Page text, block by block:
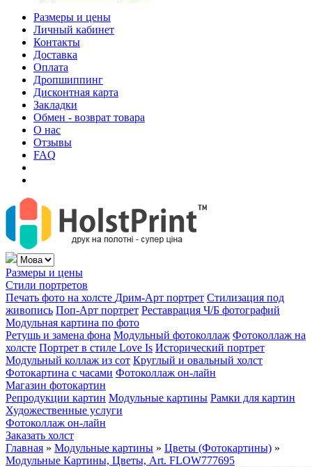
Размеры и цены
Личный кабинет
Контакты
Доставка
Оплата
Дропшиппинг
Дисконтная карта
Закладки
Обмен - возврат товара
О нас
Отзывы
FAQ
Размеры и цены
Стили портретов
Печать фото на холсте Дрим-Арт портрет Стилизация под
живопись Поп-Арт портрет Реставрация Ч/Б фотографий
Модульная картина по фото
Ретушь и замена фона Модульный фотоколлаж Фотоколлаж на
холсте Портрет в стиле Love Is Исторический портрет
Модульный коллаж из сот Круглый и овальный холст
Фотокартина с часами Фотоколлаж он-лайн
Магазин фотокартин
Репродукции картин Модульные картины Рамки для картин
Художественные услуги
Фотоколлаж он-лайн
Заказать холст
Главная » Модульные картины » Цветы (Фотокартины) »
Модульные Картины, Цветы, Art. FLOW777695